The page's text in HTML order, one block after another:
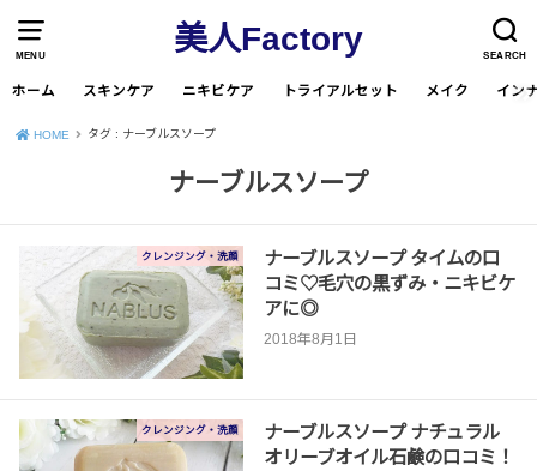
MENU SEARCH
美人Factory
ホーム スキンケア ニキビケア トライアルセット メイク イン
HOME タグ : ナーブルスソープ
ナーブルスソープ
クレンジング・洗顔
ナーブルスソープ タイムの口
コミ♡毛穴の黒ずみ・ニキビケ
アに◎
2018年8月1日
クレンジング・洗顔
ナーブルスソープ ナチュラル
オリーブオイル石鹸の口コミ！